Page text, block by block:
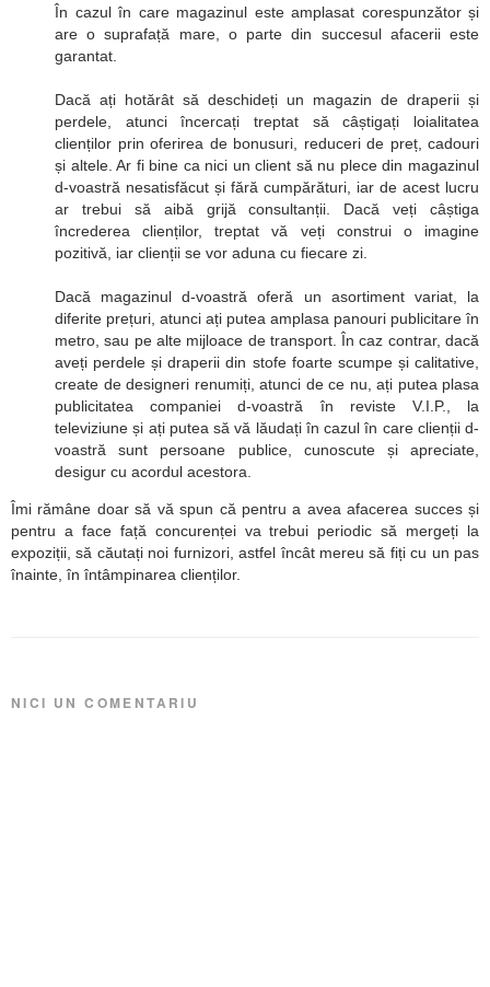
În cazul în care magazinul este amplasat corespunzător și
are o suprafață mare, o parte din succesul afacerii este
garantat.
Dacă ați hotărât să deschideți un magazin de draperii și
perdele, atunci încercați treptat să câștigați loialitatea
clienților prin oferirea de bonusuri, reduceri de preț, cadouri
și altele. Ar fi bine ca nici un client să nu plece din magazinul
d-voastră nesatisfăcut și fără cumpărături, iar de acest lucru
ar trebui să aibă grijă consultanții. Dacă veți câștiga
încrederea clienților, treptat vă veți construi o imagine
pozitivă, iar clienții se vor aduna cu fiecare zi.
Dacă magazinul d-voastră oferă un asortiment variat, la
diferite prețuri, atunci ați putea amplasa panouri publicitare în
metro, sau pe alte mijloace de transport. În caz contrar, dacă
aveți perdele și draperii din stofe foarte scumpe și calitative,
create de designeri renumiți, atunci de ce nu, ați putea plasa
publicitatea companiei d-voastră în reviste V.I.P., la
televiziune și ați putea să vă lăudați în cazul în care clienții d-
voastră sunt persoane publice, cunoscute și apreciate,
desigur cu acordul acestora.
Îmi rămâne doar să vă spun că pentru a avea afacerea succes și
pentru a face față concurenței va trebui periodic să mergeți la
expoziții, să căutați noi furnizori, astfel încât mereu să fiți cu un pas
înainte, în întâmpinarea clienților.
NICI UN COMENTARIU